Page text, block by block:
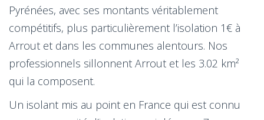
Pyrénées, avec ses montants véritablement
compétitifs, plus particulièrement l’isolation 1€ à
Arrout et dans les communes alentours. Nos
professionnels sillonnent Arrout et les 3.02 km²
qui la composent.
Un isolant mis au point en France qui est connu